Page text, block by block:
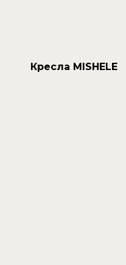
Кресла MISHELE